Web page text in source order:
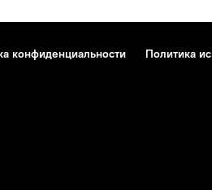
конфиденциальности
Политика